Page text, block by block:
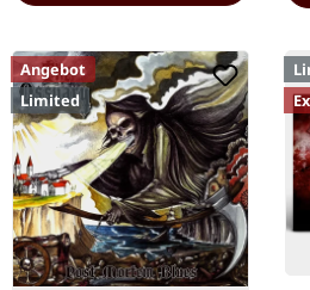
Angebot
Limited